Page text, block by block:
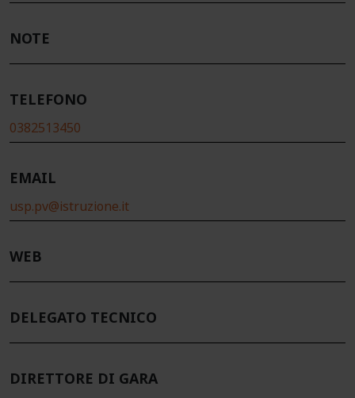
NOTE
TELEFONO
0382513450
EMAIL
usp.pv@istruzione.it
WEB
DELEGATO TECNICO
DIRETTORE DI GARA